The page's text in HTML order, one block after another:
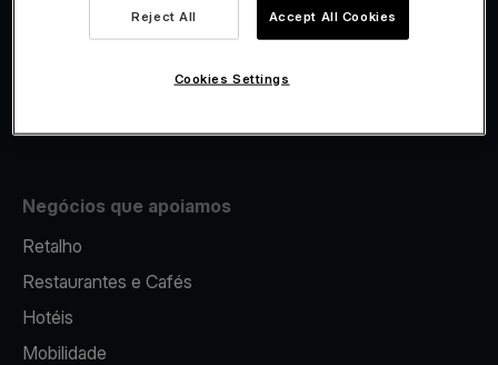
Fiscalidade
Negócios que apoiamos
Retalho
Restaurantes e Cafés
Hotéis
Mobilidade
Reject All Accept All Cookies
Cookies Settings